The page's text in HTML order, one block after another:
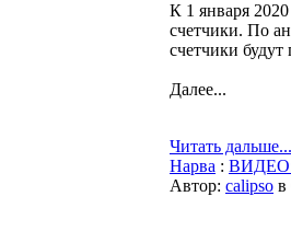
К 1 января
счетчики. По
счетчики
Далее...
Читать дальше...
Нарва : ВИДЕО:
Автор: calipso в